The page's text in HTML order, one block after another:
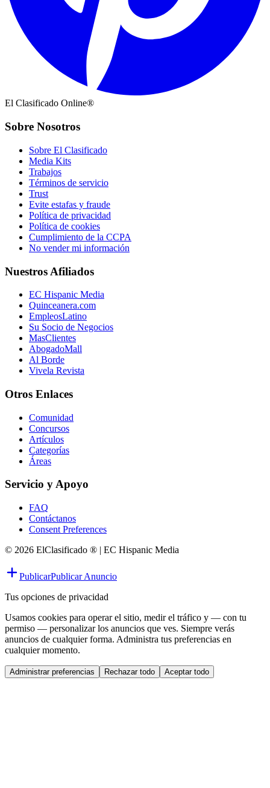
El Clasificado Online®
Sobre Nosotros
Sobre El Clasificado
Media Kits
Trabajos
Términos de servicio
Trust
Evite estafas y fraude
Política de privacidad
Política de cookies
Cumplimiento de la CCPA
No vender mi información
Nuestros Afiliados
EC Hispanic Media
Quinceanera.com
EmpleosLatino
Su Socio de Negocios
MasClientes
AbogadoMall
Al Borde
Vivela Revista
Otros Enlaces
Comunidad
Concursos
Artículos
Categorías
Áreas
Servicio y Apoyo
FAQ
Contáctanos
Consent Preferences
© 2026 ElClasificado ® | EC Hispanic Media
PublicarPublicar Anuncio
Tus opciones de privacidad
Usamos cookies para operar el sitio, medir el tráfico y — con tu
permiso — personalizar los anuncios que ves. Siempre verás
anuncios de cualquier forma. Administra tus preferencias en
cualquier momento.
Administrar preferencias Rechazar todo Aceptar todo